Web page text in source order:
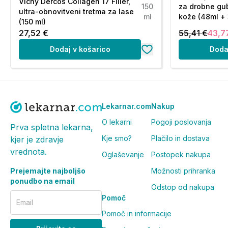
ultra-obnovitveni tretma za lase
(150 ml)
150
ml
27,52 €
Dodaj v košarico
za drobne
kože (48ml +
55,41 €
Prva spletna lekarna,
kjer je zdravje
vrednota.
Prejemajte najboljšo
ponudbo na email
Email
Lekarnar.com
O lekarni
Kje smo?
Oglaševanje
Nakup
Pogoji poslovanja
Plačilo in dostava
Postopek nakupa
Možnosti prihranka
Odstop od nakupa
Pomoč
Pomoč in informacije